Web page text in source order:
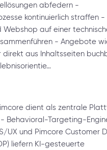
abfedern -
kontinuierlich straffen -
Webshop auf einer
- Angebote
direkt aus Inhaltsseiten
dient als zentrale
Behavioral-Targeting-
UX und Pimcore Customer
liefern KI-gesteuerte